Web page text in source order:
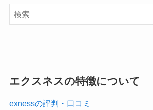
エクスネスの特徴について
exnessの評判・口コミ